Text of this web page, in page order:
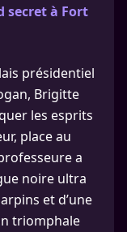
secret à Fort
présidentiel
Brigitte
les esprits
place au
a
noire ultra
et d’une
triomphale